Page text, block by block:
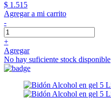
$ 1.515
Agregar a mi carrito
-
+
Agregar
No hay suficiente stock disponible